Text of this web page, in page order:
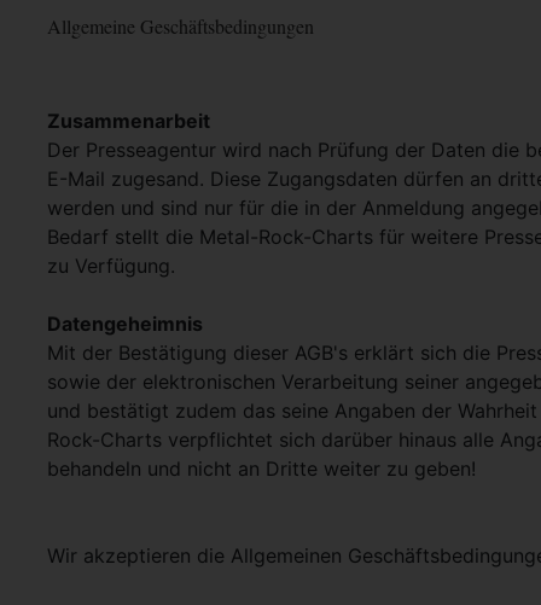
Allgemeine Geschäftsbedingungen
Zusammenarbeit
Der Presseagentur wird nach Prüfung der Daten die
E-Mail zugesand. Diese Zugangsdaten dürfen an
werden und sind nur für die in der Anmeldung
Bedarf stellt die Metal-Rock-Charts für weitere
zu Verfügung.
Datengeheimnis
Mit der Bestätigung dieser AGB's erklärt sich die
sowie der elektronischen Verarbeitung seiner
und bestätigt zudem das seine Angaben der
Rock-Charts verpflichtet sich darüber hinaus alle
behandeln und nicht an Dritte weiter zu geben!
Wir akzeptieren die Allgemeinen